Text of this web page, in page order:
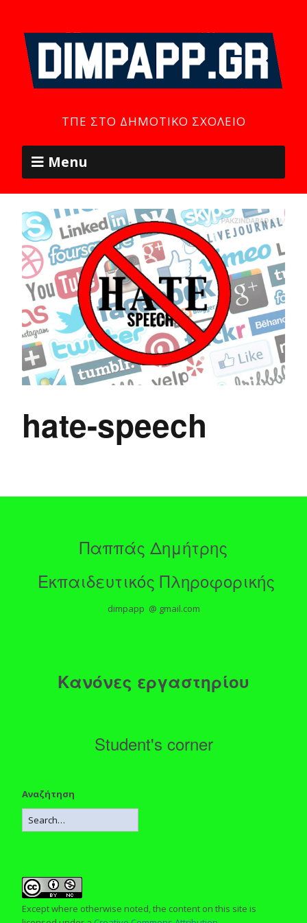
ΤΠΕ ΣΤΟ ΔΗΜΟΤΙΚΌ ΣΧΟΛΕΊΟ
Menu
hate-speech
Παππάς Δημήτρης
Εκπαιδευτικός Πληροφορικής
dimpapp @ gmail.com
Κανόνες εργαστηρίου
Student's corner
Αναζήτηση
Except where otherwise noted, the content on this site is